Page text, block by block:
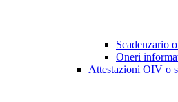
Scadenzario
Oneri
Attestazioni OIV o